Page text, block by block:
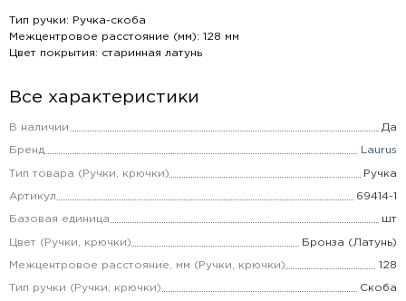
Тип ручки: Ручка-скоба
Межцентровое расстояние (мм): 128 мм
Цвет покрытия: старинная латунь
Все характеристики
В наличии Да
Бренд Laurus
Тип товара (Ручки, крючки) Ручка
Артикул 69414-1
Базовая единица шт
Цвет (Ручки, крючки) Бронза (Латунь)
Межцентровое расстояние, мм (Ручки, крючки) 128
Тип ручки (Ручки, крючки) Скоба